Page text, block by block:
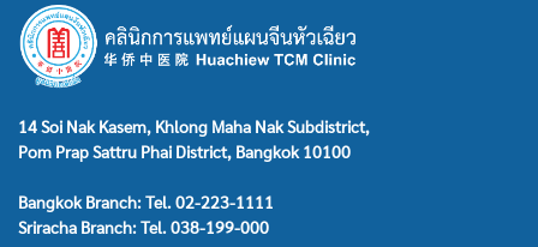
14 Soi Nak Kasem, Khlong Maha Nak Subdistrict,
Pom Prap Sattru Phai District, Bangkok 10100
Bangkok Branch: Tel. 02-223-1111
Sriracha Branch: Tel. 038-199-000